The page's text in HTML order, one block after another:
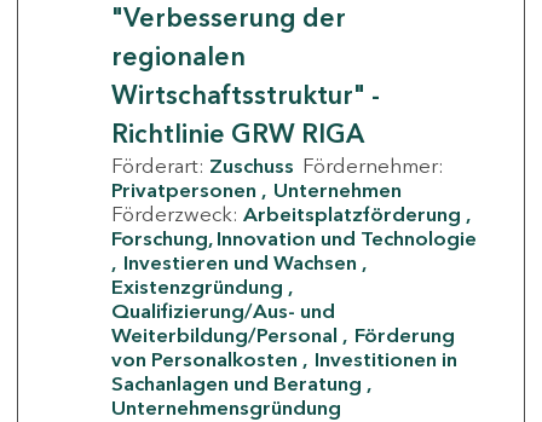
"Verbesserung der
regionalen
Wirtschaftsstruktur" -
Richtlinie GRW RIGA
Förderart: Zuschuss Fördernehmer:
Privatpersonen
Unternehmen
Förderzweck: Arbeitsplatzförderung
Forschung, Innovation und Technologie
Investieren und Wachsen
Existenzgründung
Qualifizierung/Aus- und
Weiterbildung/Personal
Förderung
von Personalkosten
Investitionen in
Sachanlagen und Beratung
Unternehmensgründung